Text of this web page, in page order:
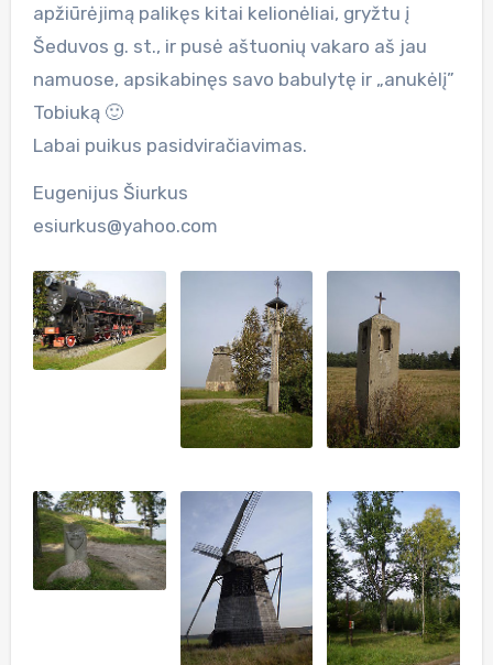
apžiūrėjimą palikęs kitai kelionėliai, gryžtu į
Šeduvos g. st., ir pusė aštuonių vakaro aš jau
namuose, apsikabinęs savo babulytę ir „anukėlį”
Tobiuką 🙂
Labai puikus pasidviračiavimas.
Eugenijus Šiurkus
esiurkus@yahoo.com